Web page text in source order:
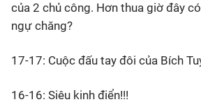
của 2 chủ công. Hơn thua giờ đây
ngự chăng?
17-17: Cuộc đấu tay đôi của Bích
16-16: Siêu kinh điển!!!